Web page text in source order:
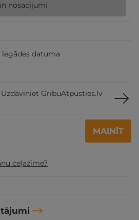
nosacījumi
iegādes datuma
GribuAtpusties.lv
MAINĪT
ceļazīme?